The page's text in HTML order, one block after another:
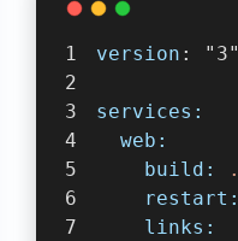
version : "3"
services:
web:
build:
.
restart:
links: